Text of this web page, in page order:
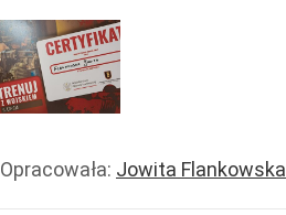
Opracowała: Jowita Flankowska